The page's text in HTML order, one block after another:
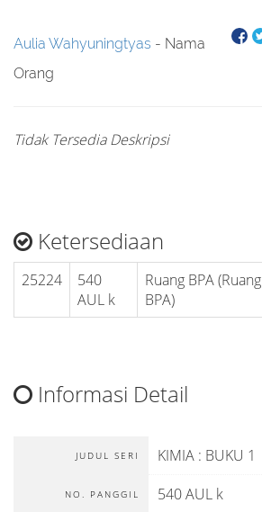
Aulia Wahyuningtyas - Nama
Orang
Tidak Tersedia Deskripsi
Ketersediaan
25224
540
AUL k
Ruang BPA (Ruang
BPA)
Informasi Detail
JUDUL SERI KIMIA : BUKU 1
NO. PANGGIL 540 AUL k